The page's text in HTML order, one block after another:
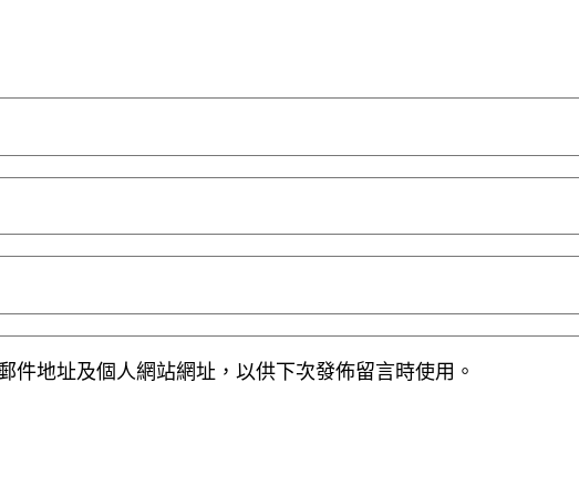
件地址及個人網站網址，以供下次發佈留言時使用。